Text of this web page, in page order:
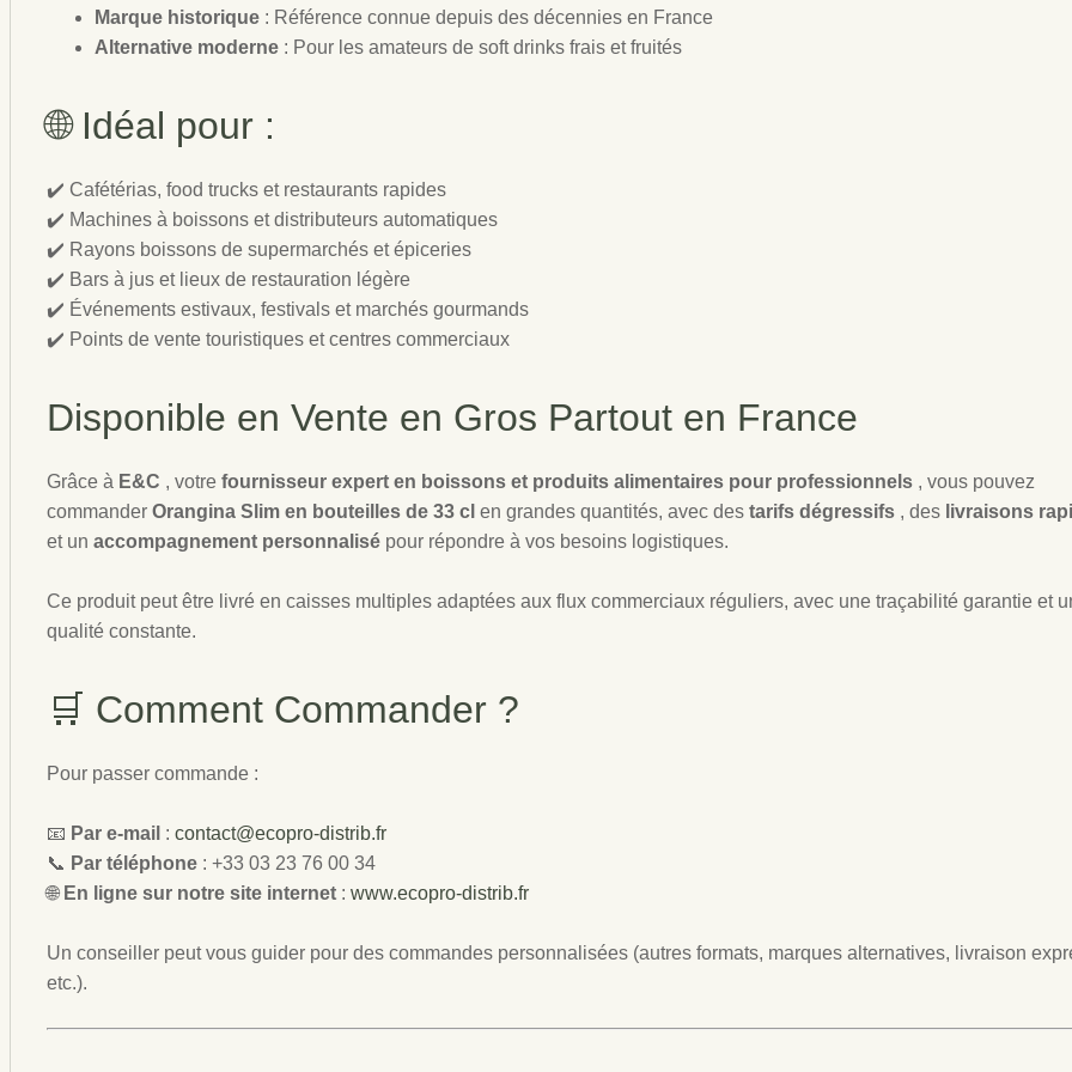
Marque historique : Référence connue depuis des décennies en France
Alternative moderne : Pour les amateurs de soft drinks frais et fruités
🌐 Idéal pour :
✔️ Cafétérias, food trucks et restaurants rapides
✔️ Machines à boissons et distributeurs automatiques
✔️ Rayons boissons de supermarchés et épiceries
✔️ Bars à jus et lieux de restauration légère
✔️ Événements estivaux, festivals et marchés gourmands
✔️ Points de vente touristiques et centres commerciaux
Disponible en Vente en Gros Partout en France
Grâce à E&C , votre fournisseur expert en boissons et produits alimentaires pour professionnels , vous pouvez
commander Orangina Slim en bouteilles de 33 cl en grandes quantités, avec des tarifs dégressifs , des livraisons
et un accompagnement personnalisé pour répondre à vos besoins logistiques.
Ce produit peut être livré en caisses multiples adaptées aux flux commerciaux réguliers, avec une traçabilité garantie et
qualité constante.
🛒 Comment Commander ?
Pour passer commande :
📧 Par e-mail : contact@ecopro-distrib.fr
📞 Par téléphone : +33 03 23 76 00 34
🌐 En ligne sur notre site internet : www.ecopro-distrib.fr
Un conseiller peut vous guider pour des commandes personnalisées (autres formats, marques alternatives, livraison
etc.).